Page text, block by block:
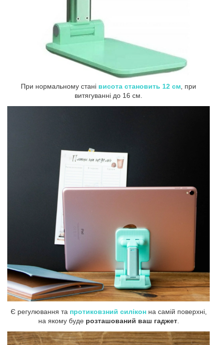
При нормальному стані висота становить 12 см , при
витягуванні до 16 см.
Є регулювання та протиковзний силіконна самій поверхні,
на якому буде розташований ваш гаджет.